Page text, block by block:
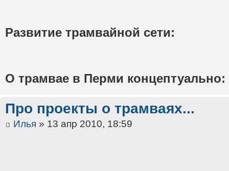
Развитие трамвайной сети:
О трамвае в Перми концептуально:
Про проекты о трамваях...
Илья » 13 апр 2010, 18:59